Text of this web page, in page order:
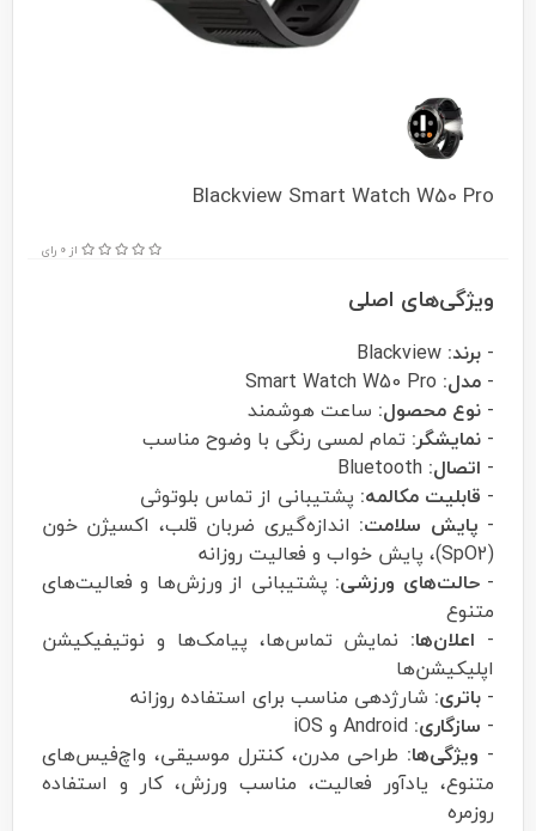
Blackview Smart Watch W50 Pro
از 0 رای
ویژگی‌های اصلی
- برند:
- مدل:
- نوع محصول: ساعت هوشمند
- نمایشگر: تمام لمسی رنگی با وضوح مناسب
- اتصال:
- قابلیت مکالمه: پشتیبانی از تماس بلوتوثی
- پایش سلامت: اندازه‌گیری ضربان قلب، اکسیژن خون
(SpO2)، پایش خواب و فعالیت روزانه
-حالت‌های ورزشی: پشتیبانی از ورزش‌ها و فعالیت‌های
متنوع
- اعلان‌ها: نمایش تماس‌ها، پیامک‌ها و نوتیفیکیشن
اپلیکیشن‌ها
- باتری: شارژدهی مناسب برای استفاده روزانه
- سازگاری:
- ویژگی‌ها: طراحی مدرن، کنترل موسیقی، واچ‌فیس‌های
متنوع، یادآور فعالیت، مناسب ورزش، کار و استفاده
روزمره